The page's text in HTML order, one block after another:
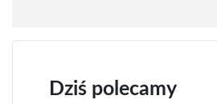
Dziś polecamy